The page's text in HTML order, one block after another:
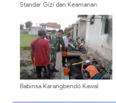
Standar Gizi dan Keamanan
Dokkes Polda Papua Hadiri
Workshop Program Makan
Bergizi Gratis
Babinsa Karangbendo Kawal
Dukung Kelancaran Pengairan